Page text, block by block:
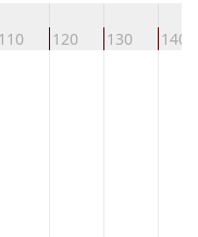
110 120 130 140